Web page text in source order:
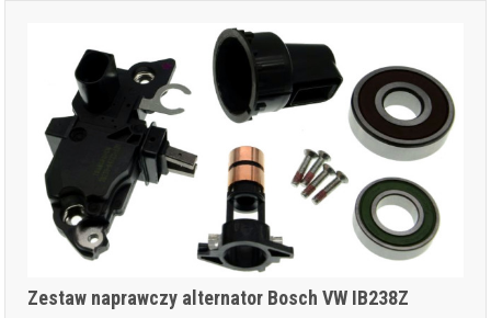
Zestaw naprawczy alternator Bosch VW IB238Z